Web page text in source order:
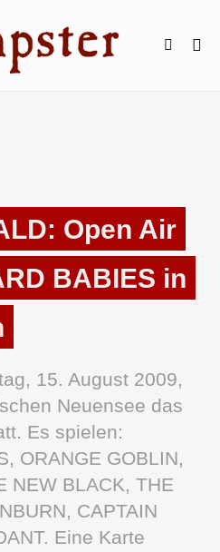
Open Air
BABIES in
15. August 2009,
Neuensee das
Es spielen:
ORANGE GOBLIN,
NEW BLACK, THE
CAPTAIN
Eine Karte